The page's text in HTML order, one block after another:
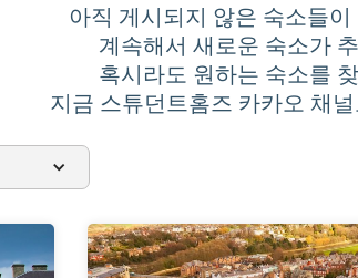
아직 게시되지 않은 숙소들
계속해서 새로운 숙소가
혹시라도 원하는 숙소를
지금 스튜던트홈즈 카카오 채